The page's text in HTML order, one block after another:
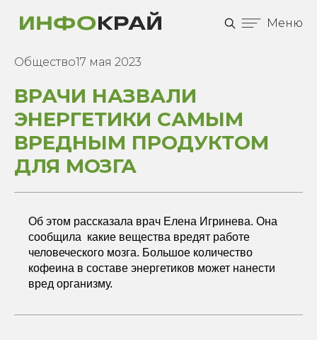
Меню
Общество17 мая 2023
ВРАЧИ НАЗВАЛИ
ЭНЕРГЕТИКИ САМЫМ
ВРЕДНЫМ ПРОДУКТОМ
ДЛЯ МОЗГА
Об этом рассказала врач Елена Игринева. Она
сообщила какие вещества вредят работе
человеческого мозга. Большое количество
кофеина в составе энергетиков может нанести
вред организму.